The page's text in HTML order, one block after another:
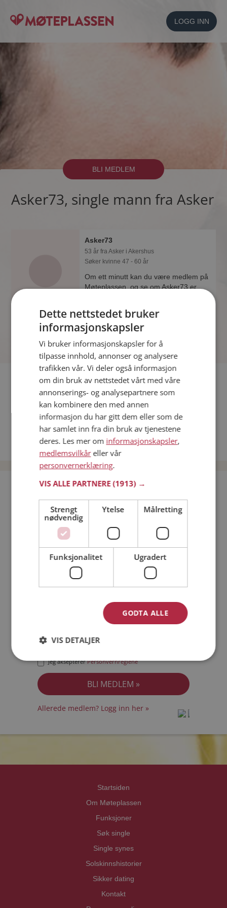
LOGG INN
BLI MEDLEM
Asker73, single mann fra Asker
Asker73
53 år fra Asker i Akershus
Søker kvinne 47 - 60 år
Om ett minutt kan du være medlem på
Møteplassen, og se om Asker73 er
Fler single
Flere singlemenn fra Asker: Boxxx ,Passat2468
Kvinner fra Asker
Date kvinner i Norge
Date menn i Norge
Bli medlem gratis!
Jeg er en:
Jeg akseptererPersonvernreglene
Allerede medlem? Logg inn her »
Startsiden
Om Møteplassen
Funksjoner
Søk single
Single synes
Solskinnshistorier
Sikker dating
Kontakt
Dette nettstedet bruker
informasjonskapsler
Vi bruker informasjonskapsler for å
tilpasse innhold, annonser og analysere
trafikken vår. Vi deler også informasjon
om din bruk av nettstedet vårt med våre
annonserings- og analysepartnere som
kan kombinere den med annen
informasjon du har gitt dem eller som de
har samlet inn fra din bruk av tjenestene
deres. Les mer om informasjonskapsler,
medlemsvilkåreller vår
personvernerklæring.
VIS ALLE PARTNERE(1913) →
Strengt
nødvendig
Ytelse Målretting
Funksjonalitet Ugradert
GODTA ALLE
VIS DETALJER